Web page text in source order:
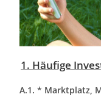
1. Häufige
A.1. * Marktplatz,